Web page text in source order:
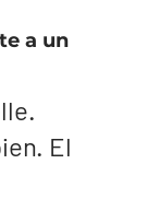
a un
El